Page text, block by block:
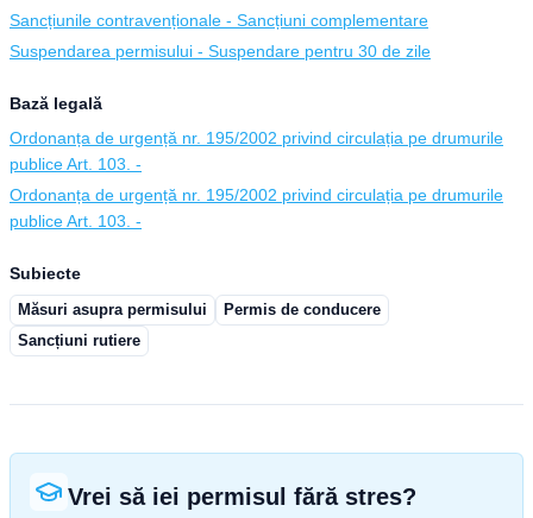
Sancțiunile contravenționale - Sancțiuni complementare
Suspendarea permisului - Suspendare pentru 30 de zile
Bază legală
Ordonanța de urgență nr. 195/2002 privind circulația pe drumurile
publice Art. 103. -
Ordonanța de urgență nr. 195/2002 privind circulația pe drumurile
publice Art. 103. -
Subiecte
Măsuri asupra permisului
Permis de conducere
Sancțiuni rutiere
Vrei să iei permisul fără stres?